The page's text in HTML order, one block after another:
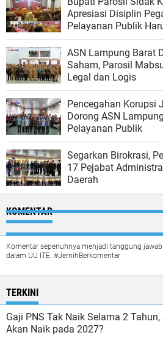
Apresiasi Disiplin
Pelayanan Publik
ASN Lampung Barat
Saham, Parosil
Legal dan Logis
Pencegahan Korupsi
Dorong ASN
Pelayanan Publik
Segarkan Birokrasi,
17 Pejabat
Daerah
KOMENTAR
Komentar sepenuhnya menjadi tanggung
dalam UU ITE. #JernihBerkomentar
TERKINI
Gaji PNS Tak Naik Selama 2 Tahun,
Akan Naik pada 2027?